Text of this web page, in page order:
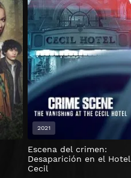
Escena del crimen:
Desaparición en el Hotel
Cecil
2021